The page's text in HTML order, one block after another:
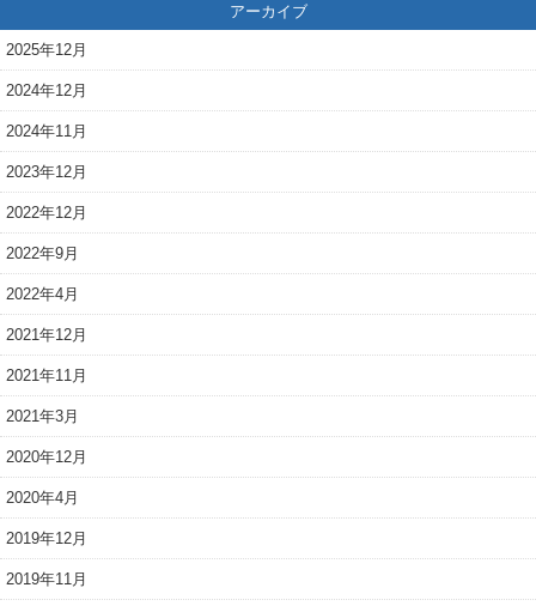
アーカイブ
2025年12月
2024年12月
2024年11月
2023年12月
2022年12月
2022年9月
2022年4月
2021年12月
2021年11月
2021年3月
2020年12月
2020年4月
2019年12月
2019年11月